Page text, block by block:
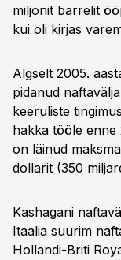
miljonit barrelit
kui oli kirjas
Algselt 2005.
pidanud
keeruliste
hakka tööle enne
on läinud
dollarit (350
Kashagani
Itaalia suurim
Hollandi-Briti